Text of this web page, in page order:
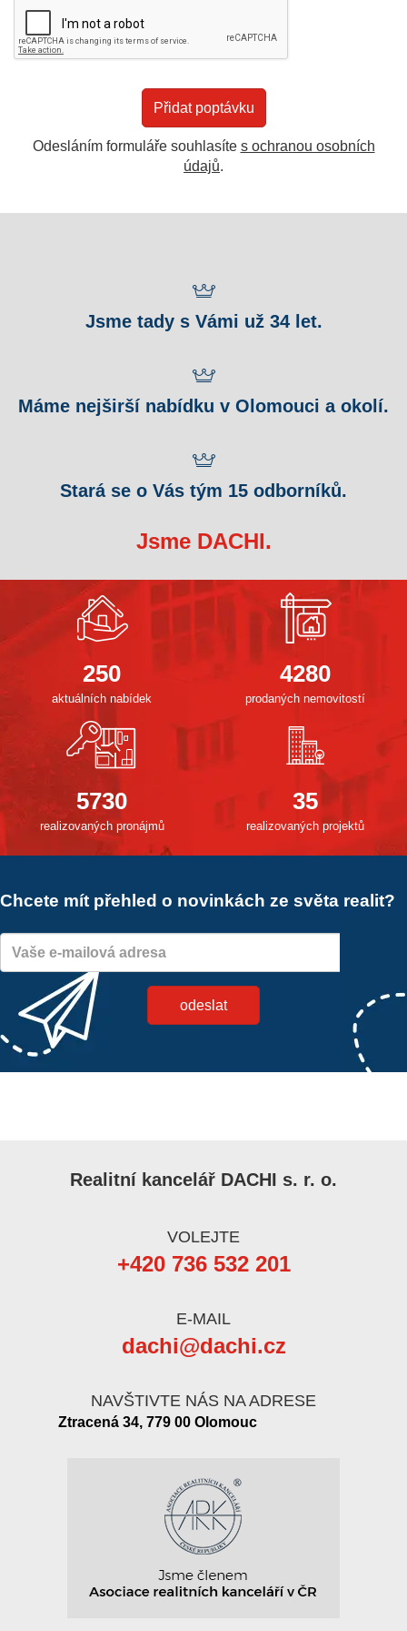
Odesláním formuláře souhlasíte s ochranou osobních
údajů.
Jsme tady s Vámi už 34 let.
Máme nejširší nabídku v Olomouci a okolí.
Stará se o Vás tým 15 odborníků.
Jsme DACHI.
250
aktuálních nabídek
4280
prodaných nemovitostí
5730
realizovaných pronájmů
35
realizovaných projektů
Chcete mít přehled o novinkách ze světa realit?
Realitní kancelář DACHI s. r. o.
VOLEJTE
+420 736 532 201
E-MAIL
dachi@dachi.cz
NAVŠTIVTE NÁS NA ADRESE
Ztracená 34, 779 00 Olomouc